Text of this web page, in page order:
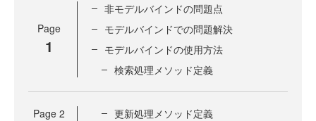
Page
1
非モデルバインドの問題点
モデルバインドでの問題解決
モデルバインドの使用方法
検索処理メソッド定義
Page 2 更新処理メソッド定義